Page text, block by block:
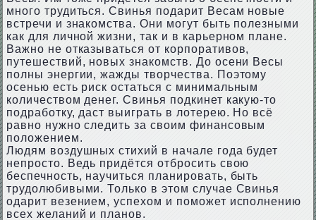
много трудиться. Свинья подарит Весам новые
встречи и знакомства. Они могут быть полезными
как для личной жизни, так и в карьерном плане.
Важно не отказываться от корпоративов,
путешествий, новых знакомств. До осени Весы
полны энергии, жажды творчества. Поэтому
осенью есть риск остаться с минимальным
количеством денег. Свинья подкинет какую-то
подработку, даст выиграть в лотерею. Но всё
равно нужно следить за своим финансовым
положением.
Людям воздушных стихий в начале года будет
непросто. Ведь придётся отбросить свою
беспечность, научиться планировать, быть
трудолюбивыми. Только в этом случае Свинья
одарит везением, успехом и поможет исполнению
всех желаний и планов.